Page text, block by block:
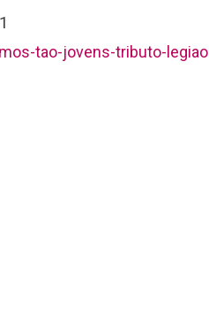
tao-jovens-tributo-legiao